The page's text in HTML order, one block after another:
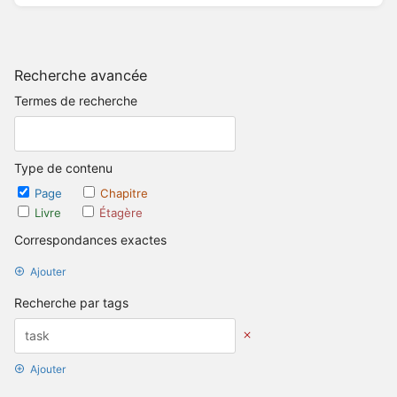
Recherche avancée
Termes de recherche
Type de contenu
Page
Chapitre
Livre
Étagère
Correspondances exactes
Ajouter
Recherche par tags
Ajouter